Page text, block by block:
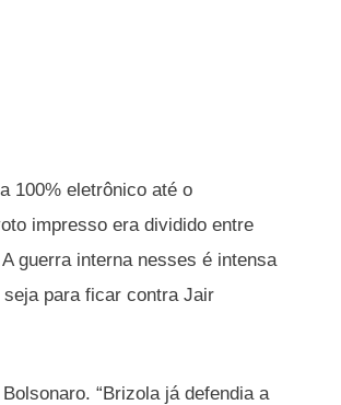
100% eletrônico até o
impresso era dividido entre
guerra interna nesses é intensa
para ficar contra Jair
“Brizola já defendia a